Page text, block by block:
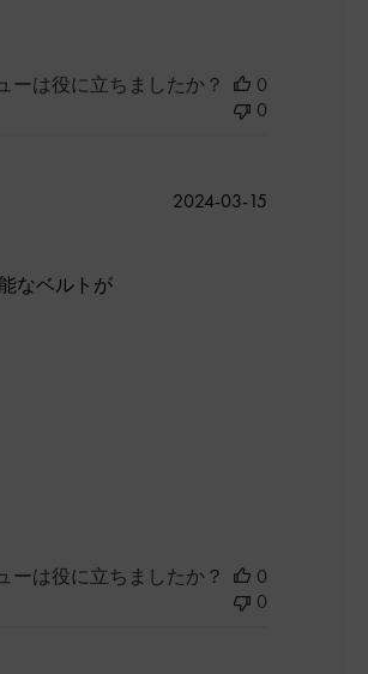
ーは役に立ちましたか？
0
0
なベルトが
公
2024-03-15
ーは役に立ちましたか？
0
0